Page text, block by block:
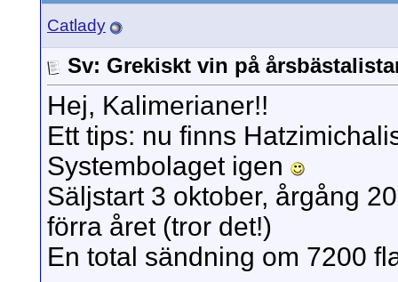
Catlady
Sv: Grekiskt vin på
Hej, Kalimerianer!!
Ett tips: nu finns
Systembolaget igen
Säljstart 3 oktober, årgång
förra året (tror det!)
En total sändning om 7200